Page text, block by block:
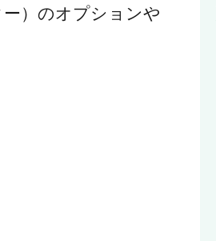
）のオプションや